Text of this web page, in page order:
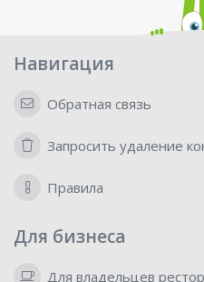
Навигация
Обратная связь
Запросить удаление
Правила
Для бизнеса
Для владельцев